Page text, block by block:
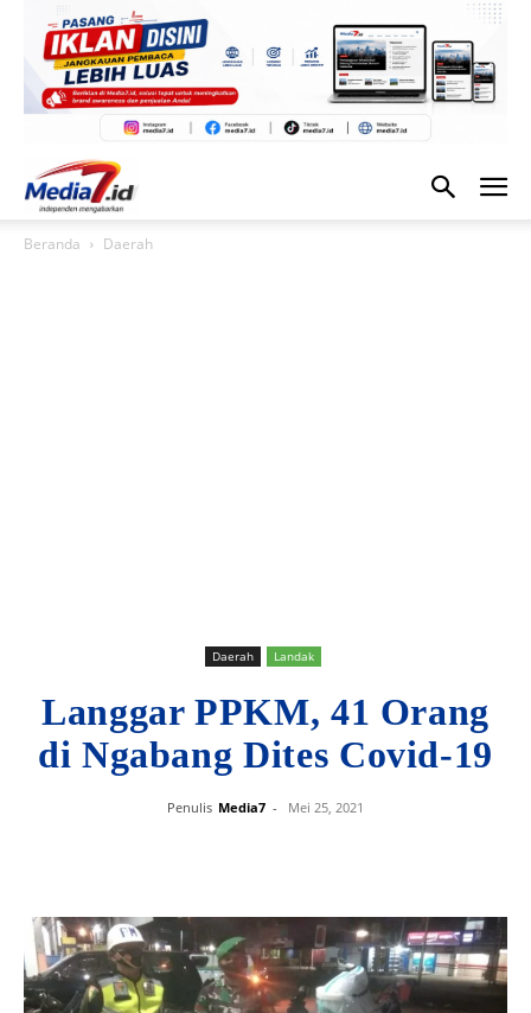
Beranda Daerah
Daerah Landak
Langgar PPKM, 41 Orang
di Ngabang Dites Covid-19
Penulis Media7 - Mei 25, 2021